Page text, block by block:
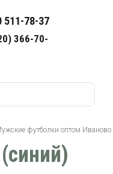
511-78-37
366-70-
футболки оптом Иваново